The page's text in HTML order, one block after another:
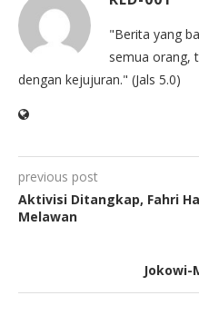
"Berita yang
semua orang,
dengan kejujuran." (Jals 5.0)
previous post
Aktivisi Ditangkap, Fahri
Melawan
Jokowi-